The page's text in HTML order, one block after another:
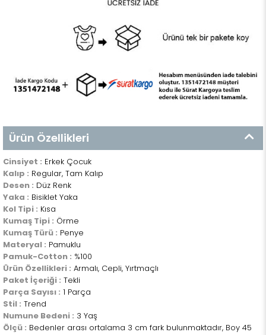
Ürün Özellikleri
Cinsiyet : Erkek Çocuk
Kalıp : Regular, Tam Kalıp
Desen : Düz Renk
Yaka : Bisiklet Yaka
Kol Tipi : Kısa
Kumaş Tipi : Örme
Kumaş Türü : Penye
Materyal : Pamuklu
Pamuk-Cotton : %100
Ürün Özellikleri : Armalı, Cepli, Yırtmaçlı
Paket İçeriği : Tekli
Parça Sayısı : 1 Parça
Stil : Trend
Numune Bedeni : 3 Yaş
Ölçü : Bedenler arası ortalama 3 cm fark bulunmaktadır, Boy 45